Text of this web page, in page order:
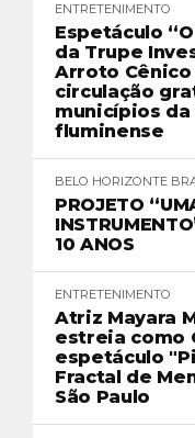
ENTRETENIMENTO
Espetáculo
da Trupe
Arroto Cênico
circulação
municípios
fluminense
BELO HORIZONTE
PROJETO
10 ANOS
ENTRETENIMENTO
Atriz Mayara
estreia como
espetáculo
Fractal de
São Paulo